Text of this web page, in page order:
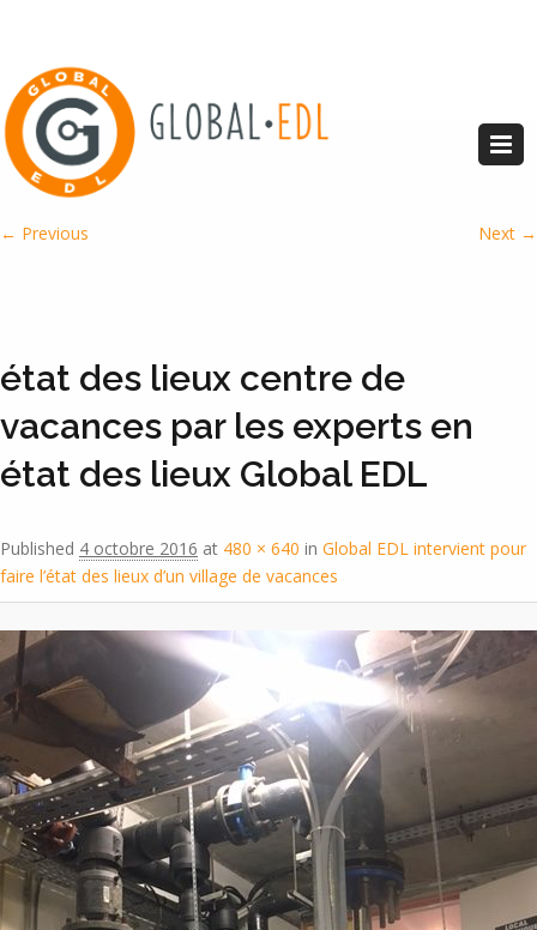
Image navigation
← Previous Next →
état des lieux centre de
vacances par les experts en
état des lieux Global EDL
Published 4 octobre 2016 at 480 × 640 in Global EDL intervient pour
faire l’état des lieux d’un village de vacances